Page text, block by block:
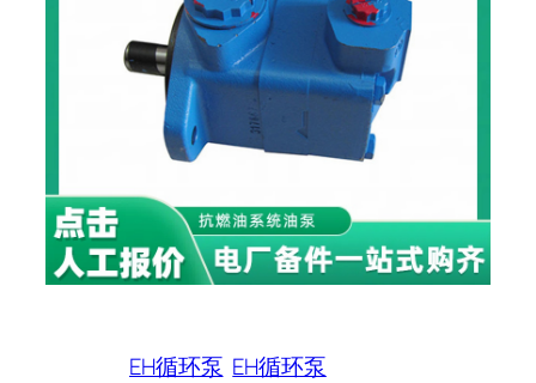
EH循环泵 EH循环泵